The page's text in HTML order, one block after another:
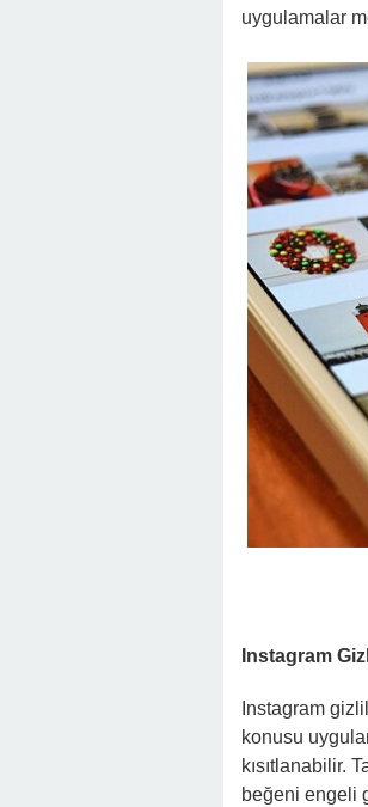
uygulamalar
Instagram
Instagram
konusu
kısıtlanabilir.
beğeni engeli